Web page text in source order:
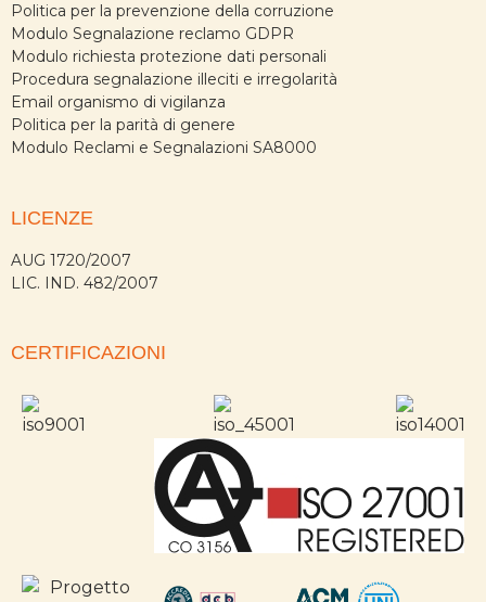
Politica per la prevenzione della corruzione
Modulo Segnalazione reclamo GDPR
Modulo richiesta protezione dati personali
Procedura segnalazione illeciti e irregolarità
Email organismo di vigilanza
Politica per la parità di genere
Modulo Reclami e Segnalazioni SA8000
LICENZE
AUG 1720/2007
LIC. IND. 482/2007
CERTIFICAZIONI